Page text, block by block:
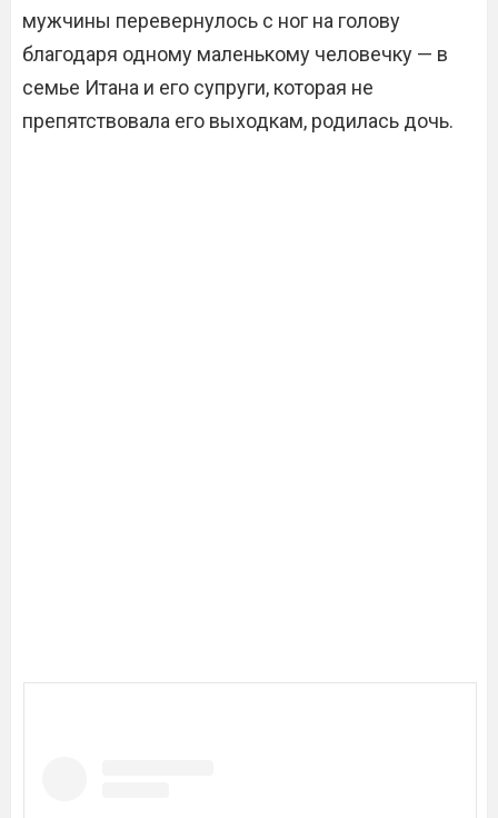
мужчины перевернулось с ног на голову
благодаря одному маленькому человечку — в
семье Итана и его супруги, которая не
препятствовала его выходкам, родилась дочь.